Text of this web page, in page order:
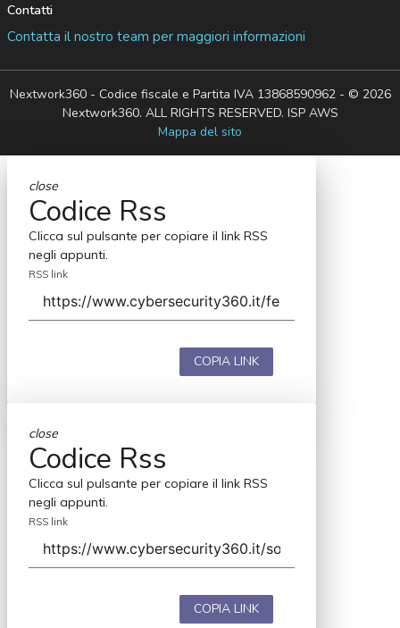
Contatti
Contatta il nostro team per maggiori informazioni
Nextwork360 - Codice fiscale e Partita IVA 13868590962 - © 2026
Nextwork360. ALL RIGHTS RESERVED. ISP AWS
Mappa del sito
close
Codice Rss
Clicca sul pulsante per copiare il link RSS
negli appunti.
RSS link
COPIA LINK
close
Codice Rss
Clicca sul pulsante per copiare il link RSS
negli appunti.
RSS link
COPIA LINK